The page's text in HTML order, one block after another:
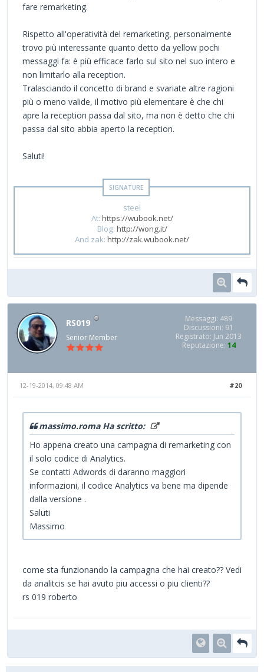
fare remarketing.
Rispetto all'operatività del remarketing, personalmente
trovo più interessante quanto detto da yellow pochi
messaggi fa: è più efficace farlo sul sito nel suo intero e
non limitarlo alla reception.
Tralasciando il concetto di brand e svariate altre ragioni
più o meno valide, il motivo più elementare è che chi
apre la reception passa dal sito, ma non è detto che chi
passa dal sito abbia aperto la reception.
Saluti!
steel
At: https://wubook.net/
Blog: http://wong.it/
And zak: http://zak.wubook.net/
RS019
Senior Member
Messaggi: 489
Discussioni: 91
Registrato: Jun 2013
Reputazione: 14
#20
12-19-2014, 09:48 AM
massimo.roma Ha scritto:
Ho appena creato una campagna di remarketing con
il solo codice di Analytics.
Se contatti Adwords di daranno maggiori
informazioni, il codice Analytics va bene ma dipende
dalla versione .
Saluti
Massimo
come sta funzionando la campagna che hai creato?? Vedi
da analitcis se hai avuto piu accessi o piu clienti??
rs 019 roberto